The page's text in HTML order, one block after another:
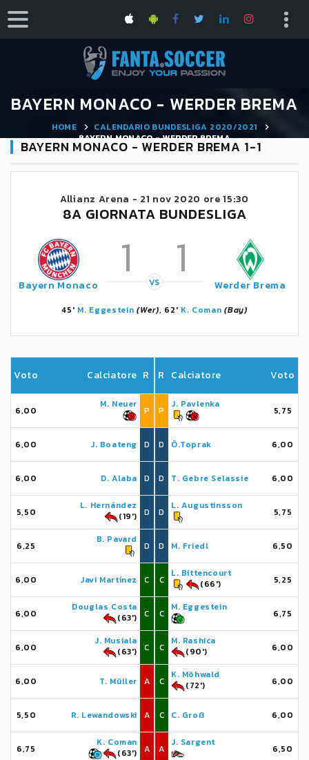
BAYERN MONACO - WERDER BREMA
HOME
CALENDARIO BUNDESLIGA 2020/2021
BAYERN MONACO - WERDER BREMA
BAYERN MONACO - WERDER BREMA 1-1
Allianz Arena - 21 nov 2020 ore 15:30
8A GIORNATA BUNDESLIGA
Bayern Monaco 1 1
VS Werder Brema
45' M. Eggestein (Wer), 62' K. Coman (Bay)
Voto Calciatore R
6,00
M. Neuer
P
6,00 J. Boateng D
6,00 D. Alaba D
5,50
L. Hernández
(19')
D
6,25
B. Pavard
D
6,00 Javi Martínez C
6,00
Douglas Costa
(63')
C
6,00
J. Musiala
(63')
C
6,00 T. Müller A
5,50 R. Lewandowski A
6,75
K. Coman
(63')
A
R Calciatore Voto
P
J. Pavlenka
5,75
D Ö.Toprak 6,00
D T. Gebre Selassie 6,00
D
L. Augustinsson
5,75
D M. Friedl 6,50
C
L. Bittencourt
(66')
5,25
C
M. Eggestein
6,75
C
M. Rashica
(90')
6,00
C
K. Möhwald
(72')
6,00
C C. Groß 6,00
A
J. Sargent
6,50